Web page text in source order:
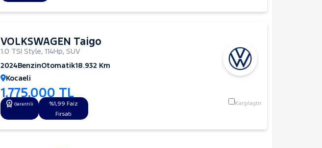
VOLKSWAGEN Taigo
1.0 TSI Style, 114Hp, SUV
2024BenzinOtomatik18.932 Km
Kocaeli
1.775.000 TL
Garantili
%1,99 Faiz
Fırsatı
Karşılaştır